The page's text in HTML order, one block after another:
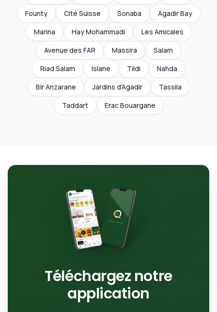
Founty
Cité Suisse Sonaba
Agadir Bay
Marina
Hay Mohammadi
Les Amicales
Avenue des FAR
Massira
Salam
Riad Salam
Islane Tildi
Nahda
Bir Anzarane
Jardins d'Agadir
Tassila
Taddart
Erac Bouargane
Téléchargez notre
application